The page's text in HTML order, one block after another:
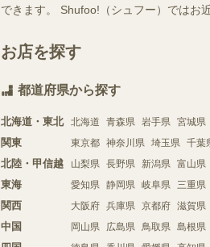
できます。 Shufoo!（シュフー）ではお
お店を探す
都道府県から探す
北海道・東北 北海道 青森県 岩手県 宮城県
関東 東京都 神奈川県 埼玉県 千葉
北陸・甲信越 山梨県 長野県 新潟県 富山県
東海 愛知県 静岡県 岐阜県 三重県
関西 大阪府 兵庫県 京都府 滋賀県
中国 岡山県 広島県 鳥取県 島根県